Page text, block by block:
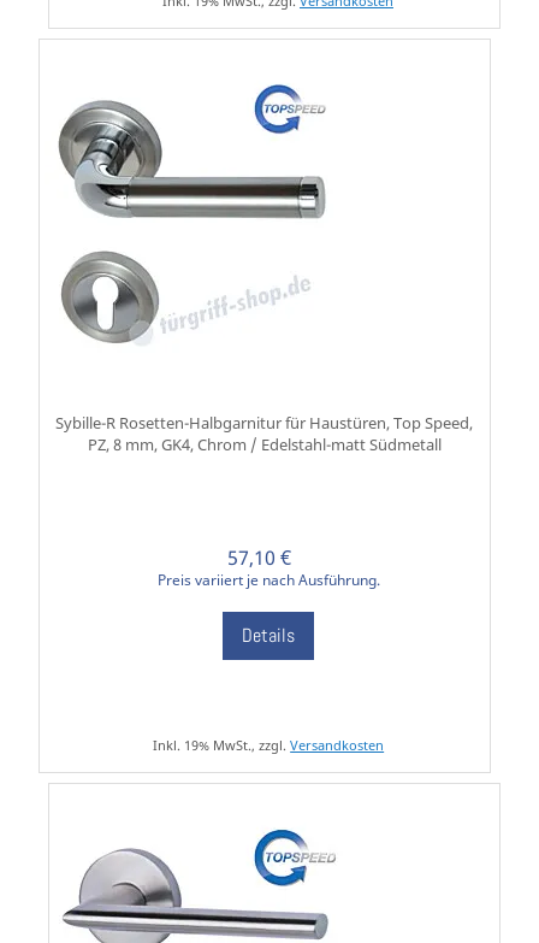
Sybille-R Rosetten-Halbgarnitur für Haustüren, Top Speed,
PZ, 8 mm, GK4, Chrom / Edelstahl-matt Südmetall
57,10 €
Preis variiert je nach Ausführung.
Details
Inkl. 19% MwSt., zzgl.Versandkosten